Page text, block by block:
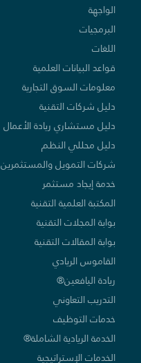
الواجهة
البرمجيات
اللغات
قواعد البيانات العلمية
معلومات السوق التجارية
دليل شركات التقنية
دليل مستشاري ريادة الأعمال
دليل محللي النظم
شركات التمويل والمستثمرين
خدمة إيجاد مستثمر
المكتبة العلمية التقنية
بوابة المجلات التقنية
بوابة المقالات التقنية
القاموس الريادي
ريادة اليافعين®
التدريب التعاوني
خدمات التوظيف
الخدمة الريادية الشاملة®
الخدمات الإستراتيجية